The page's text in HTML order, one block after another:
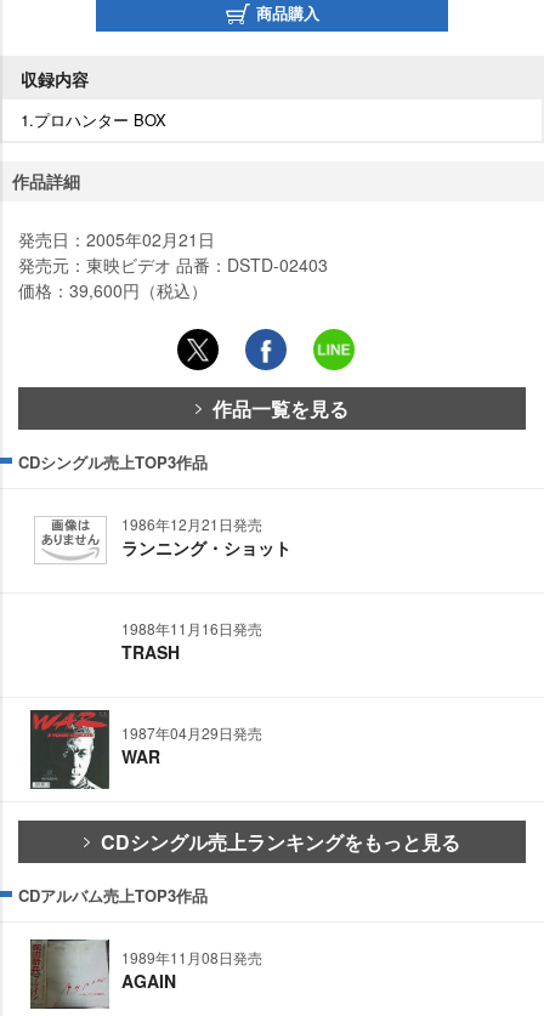
商品購入
収録内容
1.プロハンター BOX
作品詳細
発売日：2005年02月21日
発売元：東映ビデオ 品番：DSTD-02403
価格：39,600円（税込）
作品一覧を見る
CDシングル売上TOP3作品
1986年12月21日発売
ランニング・ショット
1988年11月16日発売
TRASH
1987年04月29日発売
WAR
CDシングル売上ランキングをもっと見る
CDアルバム売上TOP3作品
1989年11月08日発売
AGAIN